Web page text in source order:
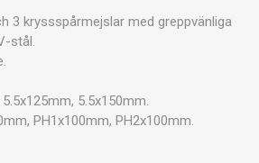
3 kryssspårmejslar med greppvänliga
stål.
5.5x150mm.
PH1x100mm, PH2x100mm.